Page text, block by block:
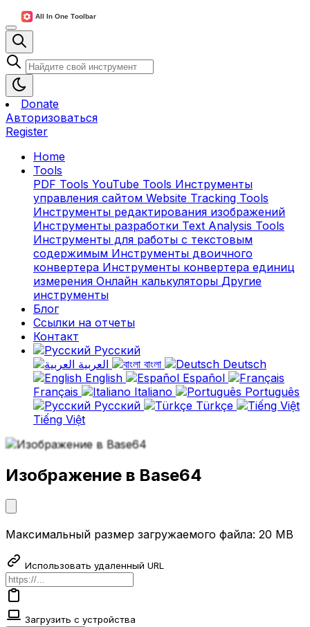
Donate
Авторизоваться
Register
Home
Tools
PDF Tools YouTube Tools Инструменты
управления сайтом Website Tracking Tools
Инструменты редактирования изображений
Инструменты разработки Text Analysis Tools
Инструменты для работы с текстовым
содержимым Инструменты двоичного
конвертера Инструменты конвертера единиц
измерения Онлайн калькуляторы Другие
инструменты
Блог
Ссылки на отчеты
Контакт
Русский
বাংলা
Deutsch
English
Español
Français
Italiano
Português
Русский
Türkçe
Tiếng Việt
Изображение в Base64
Максимальный размер загружаемого файла: 20 MB
Использовать удаленный URL
Загрузить с устройства